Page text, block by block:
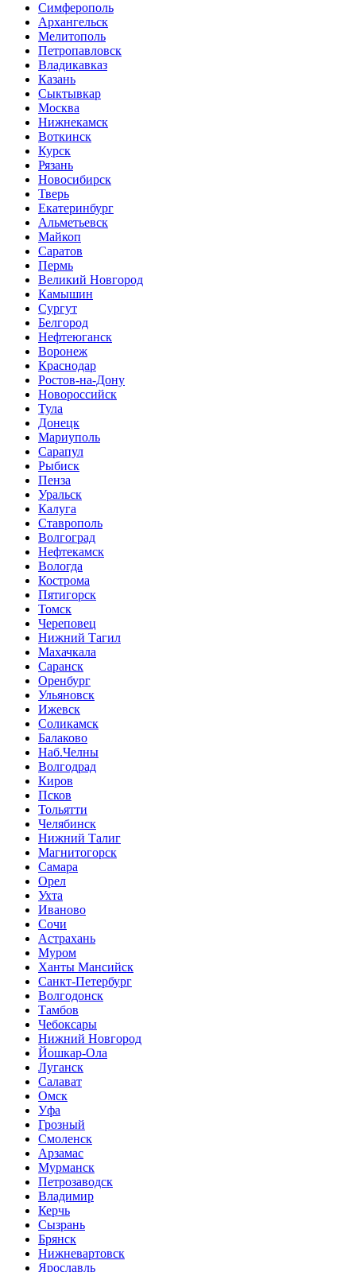
Симферополь
Архангельск
Мелитополь
Петропавловск
Владикавказ
Казань
Сыктывкар
Москва
Нижнекамск
Воткинск
Курск
Рязань
Новосибирск
Тверь
Екатеринбург
Альметьевск
Майкоп
Саратов
Пермь
Великий Новгород
Камышин
Сургут
Белгород
Нефтеюганск
Воронеж
Краснодар
Ростов-на-Дону
Новороссийск
Тула
Донецк
Мариуполь
Сарапул
Рыбиск
Пенза
Уральск
Калуга
Ставрополь
Волгоград
Нефтекамск
Вологда
Кострома
Пятигорск
Томск
Череповец
Нижний Тагил
Махачкала
Саранск
Оренбург
Ульяновск
Ижевск
Соликамск
Балаково
Наб.Челны
Волгодрад
Киров
Псков
Тольятти
Челябинск
Нижний Талиг
Магнитогорск
Самара
Орел
Ухта
Иваново
Сочи
Астрахань
Муром
Ханты Мансийск
Санкт-Петербург
Волгодонск
Тамбов
Чебоксары
Нижний Новгород
Йошкар-Ола
Луганск
Салават
Омск
Уфа
Грозный
Смоленск
Арзамас
Мурманск
Петрозаводск
Владимир
Керчь
Сызрань
Брянск
Нижневартовск
Ярославль